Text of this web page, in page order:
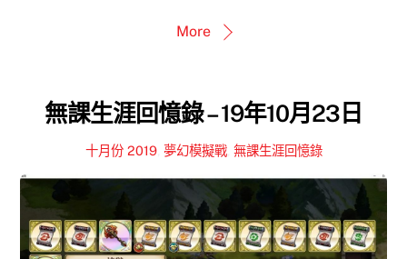
More
無課生涯回憶錄 – 19年10月23日
十月份 2019, 夢幻模擬戰, 無課生涯回憶錄